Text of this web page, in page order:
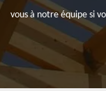
vous à notre équipe si